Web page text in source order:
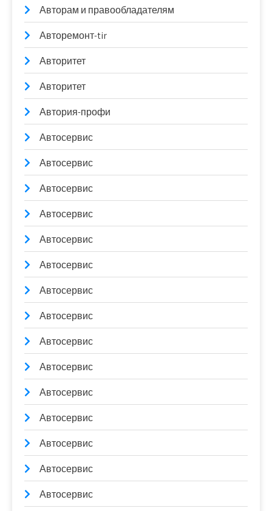
Авторам и правообладателям
Авторемонт-tir
Авторитет
Авторитет
Автория-профи
Автосервис
Автосервис
Автосервис
Автосервис
Автосервис
Автосервис
Автосервис
Автосервис
Автосервис
Автосервис
Автосервис
Автосервис
Автосервис
Автосервис
Автосервис